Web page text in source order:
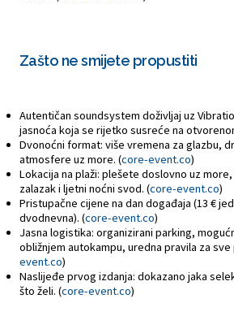
Zašto ne smijete propustiti
Autentičan soundsystem doživljaj uz
jasnoća koja se rijetko susreće na
Dvonoćni format: više vremena za glazbu,
atmosfere uz more. (core-event.co)
Lokacija na plaži: plešete doslovno uz
zalazak i ljetni noćni svod. (core-event.co)
Pristupačne cijene na dan događaja (13 €
dvodnevna). (core-event.co)
Jasna logistika: organizirani parking,
obližnjem autokampu, uredna pravila za
event.co)
Naslijeđe prvog izdanja: dokazano jaka
što želi. (core-event.co)